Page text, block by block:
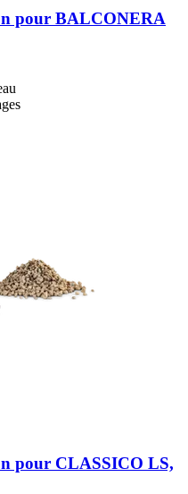
pour BALCONERA
pour CLASSICO LS,